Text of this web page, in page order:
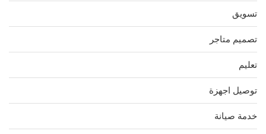
تسويق
تصميم متاجر
تعليم
توصيل اجهزة
خدمة صيانة